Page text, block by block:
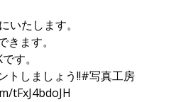
いたします。
ます。
す。
トしましょう!!#写真工房
tFxJ4bdoJH